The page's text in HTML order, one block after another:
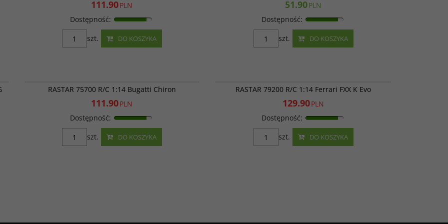
111.90PLN
Dostępność:
DO KOSZYKA
szt.
51.90PLN
Dostępność:
DO KOSZYKA
szt.
RASTAR 75700 R/C 1:14 Bugatti Chiron
111.90PLN
Dostępność:
DO KOSZYKA
szt.
RASTAR 79200 R/C 1:14 Ferrari FXX K Evo
129.90PLN
Dostępność:
DO KOSZYKA
szt.